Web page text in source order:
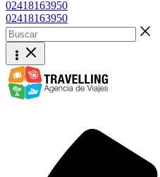
02418163950
02418163950
Buscar